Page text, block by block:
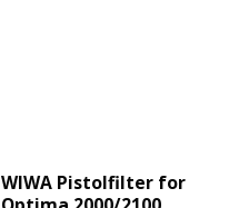
WIWA Pistolfilter for